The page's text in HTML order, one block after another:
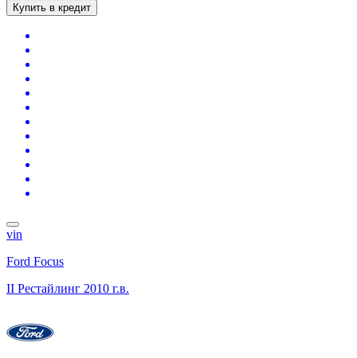
Купить в кредит
vin
Ford Focus
II Рестайлинг 2010 г.в.